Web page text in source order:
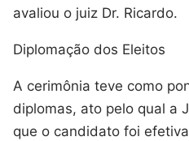
avaliou o juiz Dr. Ricardo.
Diplomação dos Eleitos
A cerimônia teve como
diplomas, ato pelo qual a
que o candidato foi